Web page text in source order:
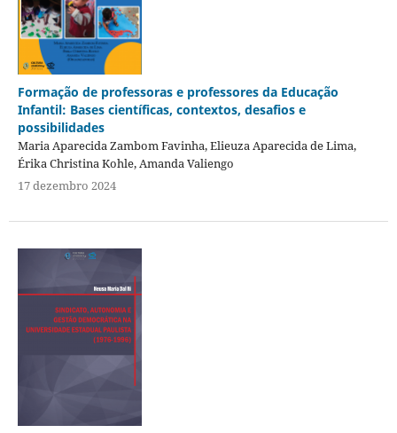
Formação de professoras e professores da Educação
Infantil: Bases científicas, contextos, desafios e
possibilidades
Maria Aparecida Zambom Favinha, Elieuza Aparecida de Lima,
Érika Christina Kohle, Amanda Valiengo
17 dezembro 2024